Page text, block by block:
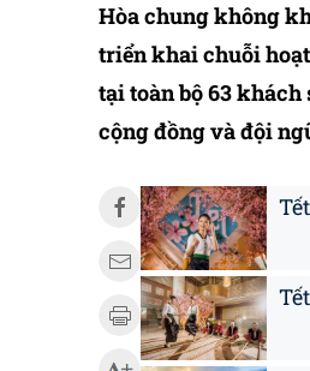
Hòa chung không
triển khai chuỗi
tại toàn bộ 63
cộng đồng và đội